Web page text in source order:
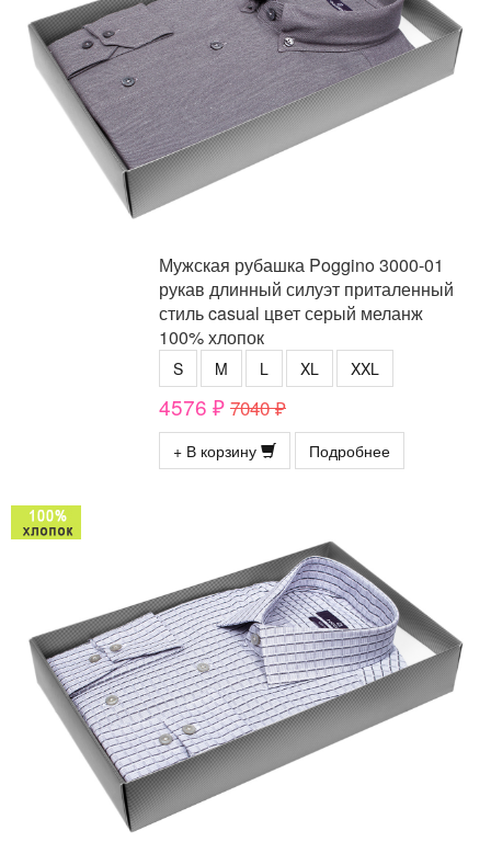
Мужская рубашка Poggino 3000-01
рукав длинный силуэт приталенный
стиль casual цвет серый меланж
100% хлопок
S M L XL XXL
4576 ₽ 7040 ₽
+ В корзину Подробнее